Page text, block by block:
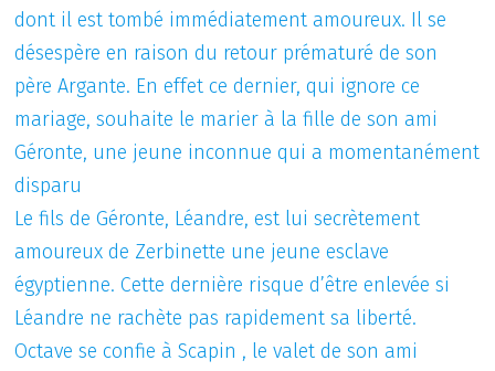
dont il est tombé immédiatement amoureux. Il se
désespère en raison du retour prématuré de son
père Argante. En effet ce dernier, qui ignore ce
mariage, souhaite le marier à la fille de son ami
Géronte, une jeune inconnue qui a momentanément
disparu
Le fils de Géronte, Léandre, est lui secrètement
amoureux de Zerbinette une jeune esclave
égyptienne. Cette dernière risque d’être enlevée si
Léandre ne rachète pas rapidement sa liberté.
Octave se confie à Scapin , le valet de son ami